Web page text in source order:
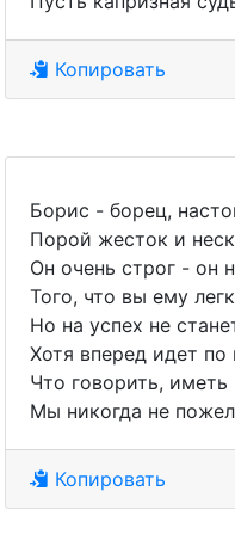
Копировать
Борис - борец,
Порой жесток и
Он очень строг - он
Того, что вы ему
Но на успех не
Хотя вперед идет по
Что говорить, иметь
Мы никогда не
Копировать